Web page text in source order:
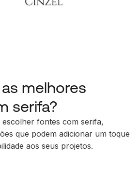
melhores
serifa?
escolher fontes com serifa,
que podem adicionar um toque
aos seus projetos.